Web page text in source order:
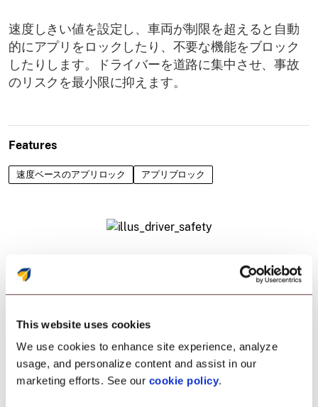
This website uses cookies
We use cookies to enhance site experience, analyze
usage, and personalize content and assist in our
marketing efforts. See our cookie policy.
速度しきい値を設定し、車両が制限を超えると自動
的にアプリをロックしたり、不要な機能をブロック
したりします。ドライバーを道路に集中させ、事故
のリスクを最小限に抑えます。
Features
速度ベースのアプリロック アプリブロック
ロジスティクス運用を